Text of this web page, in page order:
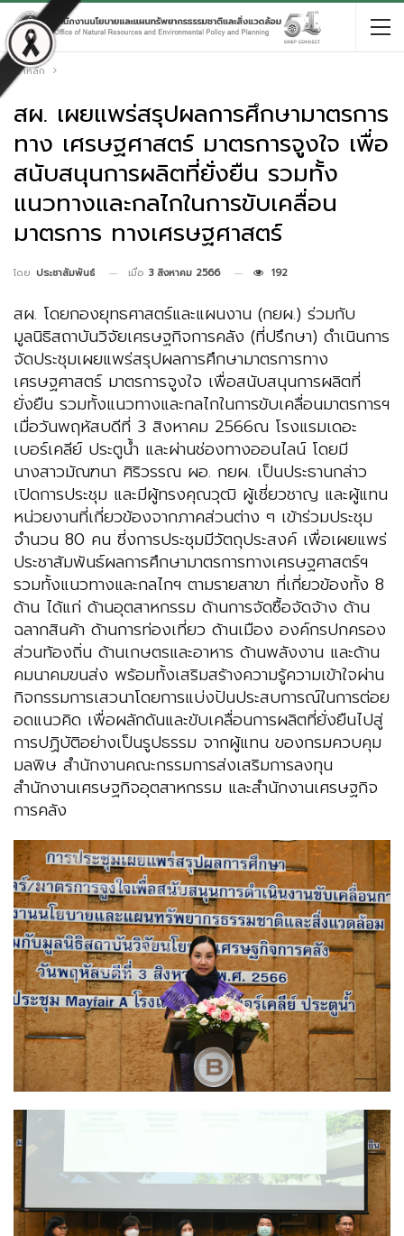
หน้าหลัก
สผ. เผยแพร่สรุปผลการศึกษามาตรการ
ทาง เศรษฐศาสตร์ มาตรการจูงใจ เพื่อ
สนับสนุนการผลิตที่ยั่งยืน รวมทั้ง
แนวทางและกลไกในการขับเคลื่อน
มาตรการ ทางเศรษฐศาสตร์
โดย ประชาสัมพันธ์ เมื่อ 3 สิงหาคม 2566 192
สผ. โดยกองยุทธศาสตร์และแผนงาน (กยผ.) ร่วมกับ
มูลนิธิสถาบันวิจัยเศรษฐกิจการคลัง (ที่ปรึกษา) ดำเนินการ
จัดประชุมเผยแพร่สรุปผลการศึกษามาตรการทาง
เศรษฐศาสตร์ มาตรการจูงใจ เพื่อสนับสนุนการผลิตที่
ยั่งยืน รวมทั้งแนวทางและกลไกในการขับเคลื่อนมาตรการฯ
เมื่อวันพฤหัสบดีที่ 3 สิงหาคม 2566ณ โรงแรมเดอะ
เบอร์เคลีย์ ประตูน้ำ และผ่านช่องทางออนไลน์ โดยมี
นางสาวมัณฑนา ศิริวรรณ ผอ. กยผ. เป็นประธานกล่าว
เปิดการประชุม และมีผู้ทรงคุณวุฒิ ผู้เชี่ยวชาญ และผู้แทน
หน่วยงานที่เกี่ยวข้องจากภาคส่วนต่าง ๆ เข้าร่วมประชุม
จำนวน 80 คน ซี่งการประชุมมีวัตถุประสงค์ เพื่อเผยแพร่
ประชาสัมพันธ์ผลการศึกษามาตรการทางเศรษฐศาสตร์ฯ
รวมทั้งแนวทางและกลไกฯ ตามรายสาขา ที่เกี่ยวข้องทั้ง 8
ด้าน ได้แก่ ด้านอุตสาหกรรม ด้านการจัดซื้อจัดจ้าง ด้าน
ฉลากสินค้า ด้านการท่องเที่ยว ด้านเมือง องค์กรปกครอง
ส่วนท้องถิ่น ด้านเกษตรและอาหาร ด้านพลังงาน และด้าน
คมนาคมขนส่ง พร้อมทั้งเสริมสร้างความรู้ความเข้าใจผ่าน
กิจกรรมการเสวนาโดยการแบ่งปันประสบการณ์ในการต่อย
อดแนวคิด เพื่อผลักดันและขับเคลื่อนการผลิตที่ยั่งยืนไปสู่
การปฏิบัติอย่างเป็นรูปธรรม จากผู้แทน ของกรมควบคุม
มลพิษ สำนักงานคณะกรรมการส่งเสริมการลงทุน
สำนักงานเศรษฐกิจอุตสาหกรรม และสำนักงานเศรษฐกิจ
การคลัง